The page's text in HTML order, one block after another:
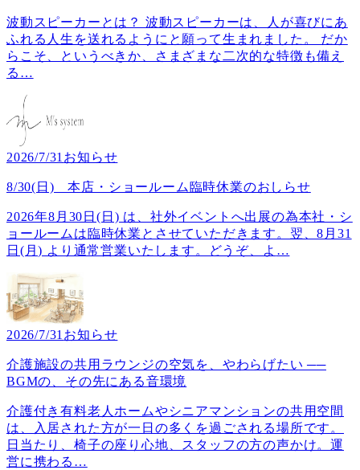
波動スピーカーとは？ 波動スピーカーは、人が喜びにあ
ふれる人生を送れるようにと願って生まれました。 だか
らこそ、というべきか、さまざまな二次的な特徴も備え
る …
2026/7/31 お知らせ
8/30(日) 本店・ショールーム臨時休業のおしらせ
2026年8月30日(日) は、社外イベントへ出展の為本社・シ
ョールームは臨時休業とさせていただきます。翌、8月31
日(月) より通常営業いたします。どうぞ、よ …
2026/7/31 お知らせ
介護施設の共用ラウンジの空気を、やわらげたい ──
BGMの、その先にある音環境
介護付き有料老人ホームやシニアマンションの共用空間
は、入居された方が一日の多くを過ごされる場所です。
日当たり、椅子の座り心地、スタッフの方の声かけ。運
営に携わる …